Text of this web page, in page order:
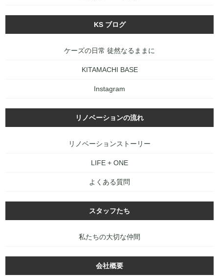
KS ブログ
ケーズの日常 徒然なるままに
KITAMACHI BASE
Instagram
リノベーションの流れ
リノベーションストーリー
LIFE + ONE
よくある質問
スタッフたち
私たちの大切な仲間
会社概要